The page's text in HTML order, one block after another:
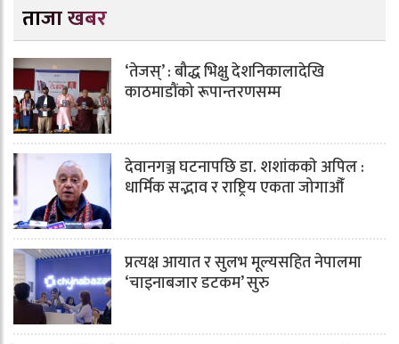
ताजा खबर
‘तेजस्’ : बौद्ध भिक्षु देशनिकालादेखि
काठमाडौंको रूपान्तरणसम्म
देवानगञ्ज घटनापछि डा. शशांककाे अपिल :
धार्मिक सद्भाव र राष्ट्रिय एकता जोगाऔँ
प्रत्यक्ष आयात र सुलभ मूल्यसहित नेपालमा
‘चाइनाबजार डटकम’ सुरु